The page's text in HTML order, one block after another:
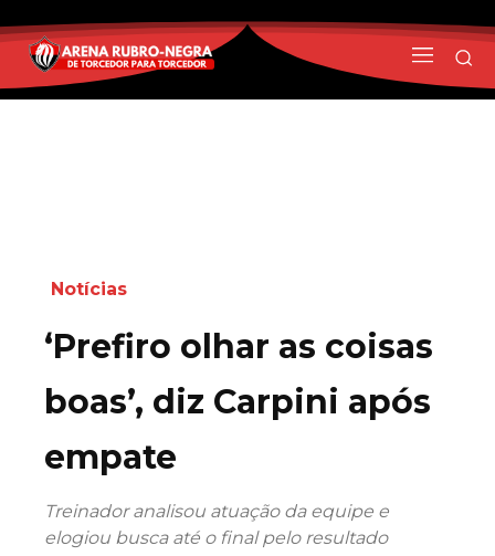
Notícias
‘Prefiro olhar as coisas
boas’, diz Carpini após
empate
Treinador analisou atuação da equipe e
elogiou busca até o final pelo resultado